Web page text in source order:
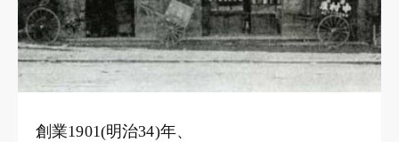
創業1901(明治34)年、